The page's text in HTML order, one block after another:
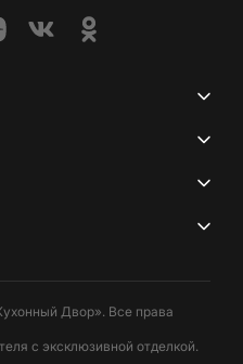
Двор». Все права
с эксклюзивной отделкой.